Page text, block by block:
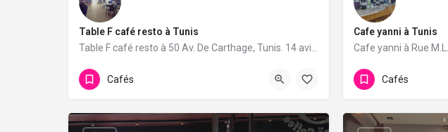
Table F café resto à Tunis
Cafés
Cafe yanni à Tunis
Cafés